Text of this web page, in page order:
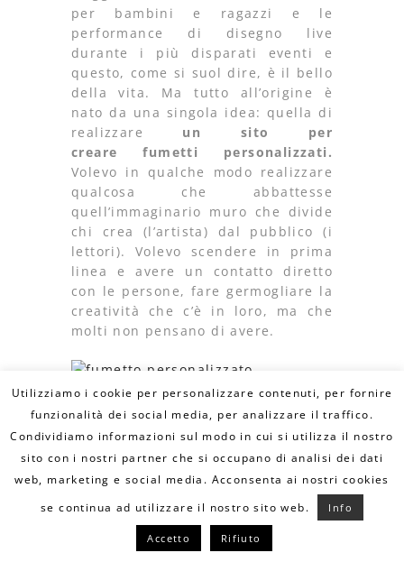
per bambini e ragazzi e le
performance di disegno live
durante i più disparati eventi e
questo, come si suol dire, è il bello
della vita. Ma tutto all’origine è
nato da una singola idea: quella di
realizzare un sito per
creare fumetti personalizzati.
Volevo in qualche modo realizzare
qualcosa che abbattesse
quell’immaginario muro che divide
chi crea (l’artista) dal pubblico (i
lettori). Volevo scendere in prima
linea e avere un contatto diretto
con le persone, fare germogliare la
creatività che c’è in loro, ma che
molti non pensano di avere.
Sono passati più di due anni da
quando questo piccolo seme è stato
personalizzati creati, alcuni simili,
ma nessuno uguale, proprio come
le persone che me li hanno
commissionati e che mi hanno
raccontato le loro storie.
Utilizziamo i cookie per personalizzare contenuti, per fornire
funzionalità dei social media, per analizzare il traffico.
Condividiamo informazioni sul modo in cui si utilizza il nostro
sito con i nostri partner che si occupano di analisi dei dati
web, marketing e social media. Acconsenta ai nostri cookies
se continua ad utilizzare il nostro sito web.
Info
Accetto Rifiuto